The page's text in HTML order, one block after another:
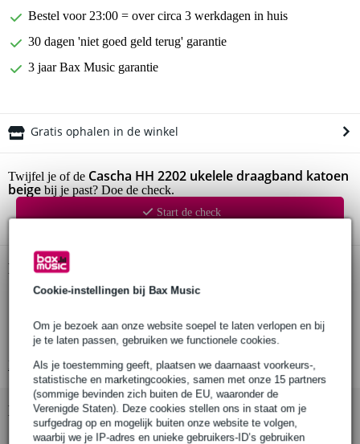
Cookie-instellingen bij Bax Music
Om je bezoek aan onze website soepel te laten verlopen en bij
je te laten passen, gebruiken we functionele cookies.
Als je toestemming geeft, plaatsen we daarnaast voorkeurs-,
statistische en marketingcookies, samen met onze 15 partners
(sommige bevinden zich buiten de EU, waaronder de
Verenigde Staten). Deze cookies stellen ons in staat om je
surfgedrag op en mogelijk buiten onze website te volgen,
waarbij we je IP-adres en unieke gebruikers-ID’s gebruiken
Bestel voor 23:00 = over circa 3 werkdagen in huis
30 dagen 'niet goed geld terug' garantie
3 jaar Bax Music garantie
Gratis ophalen in de winkel
Twijfel je of de Cascha HH 2202 ukelele draagband katoen
beige bij je past? Doe de check.
Start de check
Productinformatie
Cascha ukelele draagband
kleur: beige
lengte: 76 - 139 cm
Bekijk alle productspecificaties
Bekijk ook eens (3)